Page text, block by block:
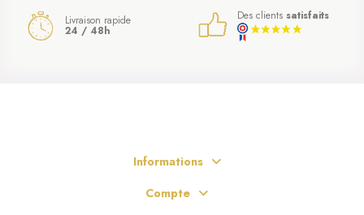
Livraison rapide
24 / 48h
Des clients satisfaits
Informations
Compte